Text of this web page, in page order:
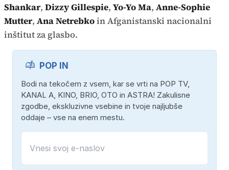
Shankar, Dizzy Gillespie, Yo-Yo Ma, Anne-Sophie
Mutter, Ana Netrebkoin Afganistanski nacionalni
inštitut za glasbo.
POP IN
Bodi na tekočem z vsem, kar se vrti na POP TV,
KANAL A, KINO, BRIO, OTO in ASTRA! Zakulisne
zgodbe, ekskluzivne vsebine in tvoje najljubše
oddaje – vse na enem mestu.